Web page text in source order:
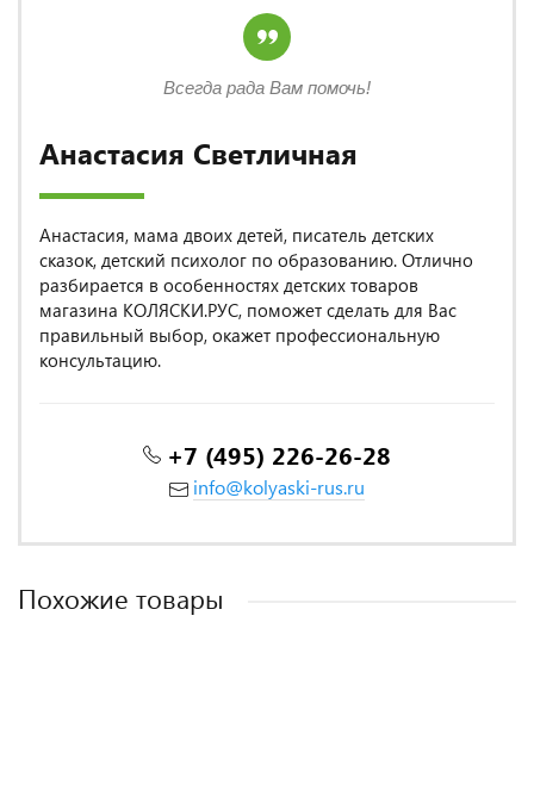
Анастасия Светличная
Анастасия, мама двоих детей, писатель детских
сказок, детский психолог по образованию. Отлично
разбирается в особенностях детских товаров
магазина КОЛЯСКИ.РУС, поможет сделать для Вас
правильный выбор, окажет профессиональную
консультацию.
+7 (495) 226-26-28
info@kolyaski-rus.ru
Всегда рада Вам помочь!
Похожие товары